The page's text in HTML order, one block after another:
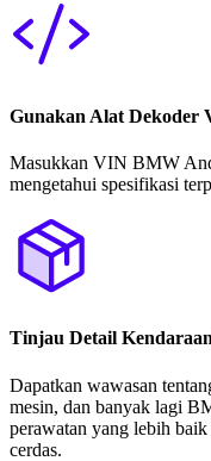
Gunakan Alat Dekoder
Masukkan VIN BMW
mengetahui spesifikasi
Tinjau Detail
Dapatkan wawasan
mesin, dan banyak lagi
perawatan yang lebih
cerdas.